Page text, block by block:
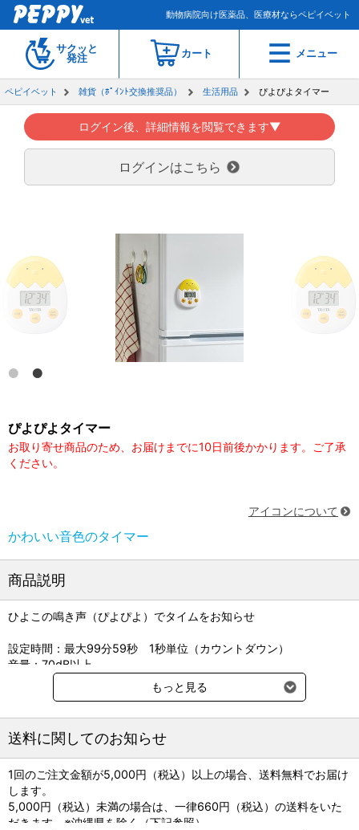
動物病院向け医薬品、医療材ならペピイベット
サクッと
発注
カート メニュー
ペピイベット 雑貨（ﾎﾟｲﾝﾄ交換推奨品） 生活用品 ぴよぴよタイマー
ログイン後、詳細情報を閲覧できます▼
ログインはこちら
ぴよぴよタイマー
お取り寄せ商品のため、お届けまでに10日前後かかります。ご了承
ください。
アイコンについて
かわいい音色のタイマー
商品説明
ひよこの鳴き声（ぴよぴよ）でタイムをお知らせ
設定時間：最大99分59秒 1秒単位（カウントダウン）
音量：70dB以上
裏面にマグネット付き
●重量：47グラム
●電源：DC3V（CR2032コイン形リチウム電池×1個）
●付属品：お試し用電池1個、取扱説明書
もっと見る
送料に関してのお知らせ
1回のご注文金額が5,000円（税込）以上の場合、送料無料でお届け
します。
5,000円（税込）未満の場合は、一律660円（税込）の送料をいた
だきます。※沖縄県を除く（下記参照）